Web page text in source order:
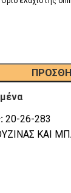
20-26-283
ΚΑΙ